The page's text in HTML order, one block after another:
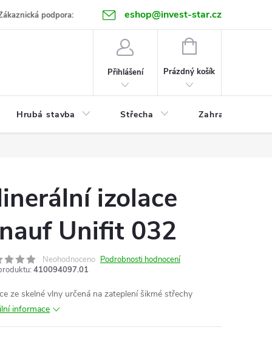
podpora: eshop@invest-star.cz
Přihlášení
NÁKUPNÍ
Prázdný košík
Hrubá stavba Střecha Zahrada
izolace
Unifit 032
Neohodnoceno Podrobnosti hodnocení
410094097.01
ze skelné vlny určená na zateplení šikmé střechy
informace